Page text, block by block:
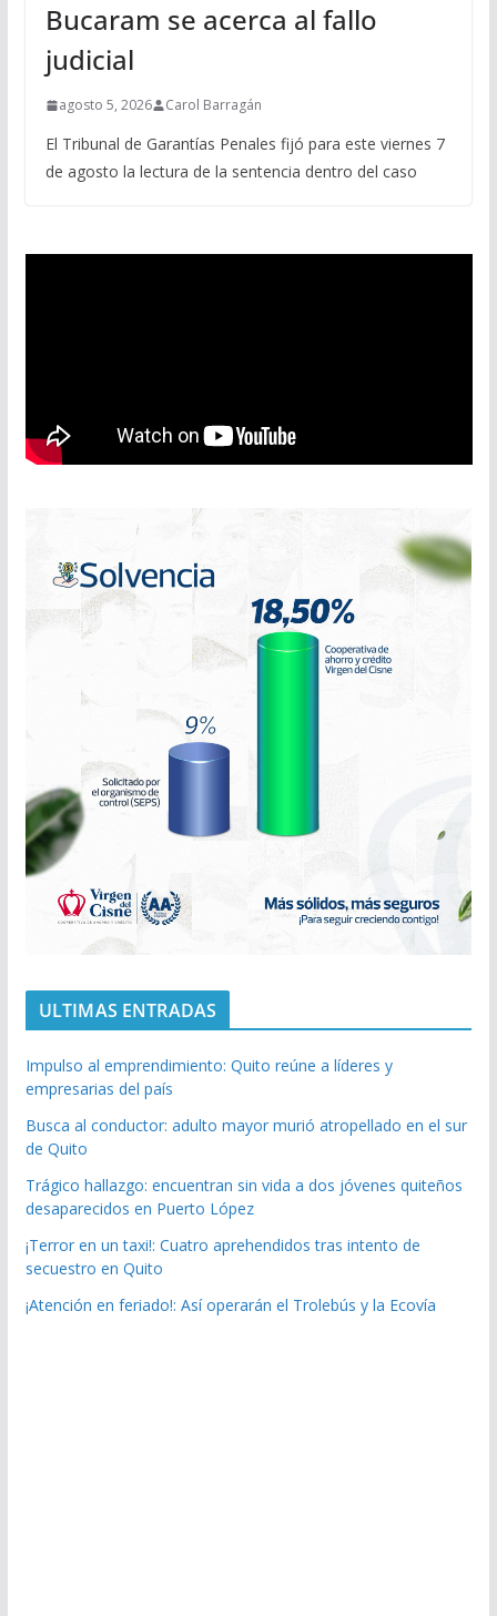
Bucaram se acerca al fallo
judicial
agosto 5, 2026 Carol Barragán
El Tribunal de Garantías Penales fijó para este viernes 7
de agosto la lectura de la sentencia dentro del caso
ULTIMAS ENTRADAS
Impulso al emprendimiento: Quito reúne a líderes y
empresarias del país
Busca al conductor: adulto mayor murió atropellado en el sur
de Quito
Trágico hallazgo: encuentran sin vida a dos jóvenes quiteños
desaparecidos en Puerto López
¡Terror en un taxi!: Cuatro aprehendidos tras intento de
secuestro en Quito
¡Atención en feriado!: Así operarán el Trolebús y la Ecovía